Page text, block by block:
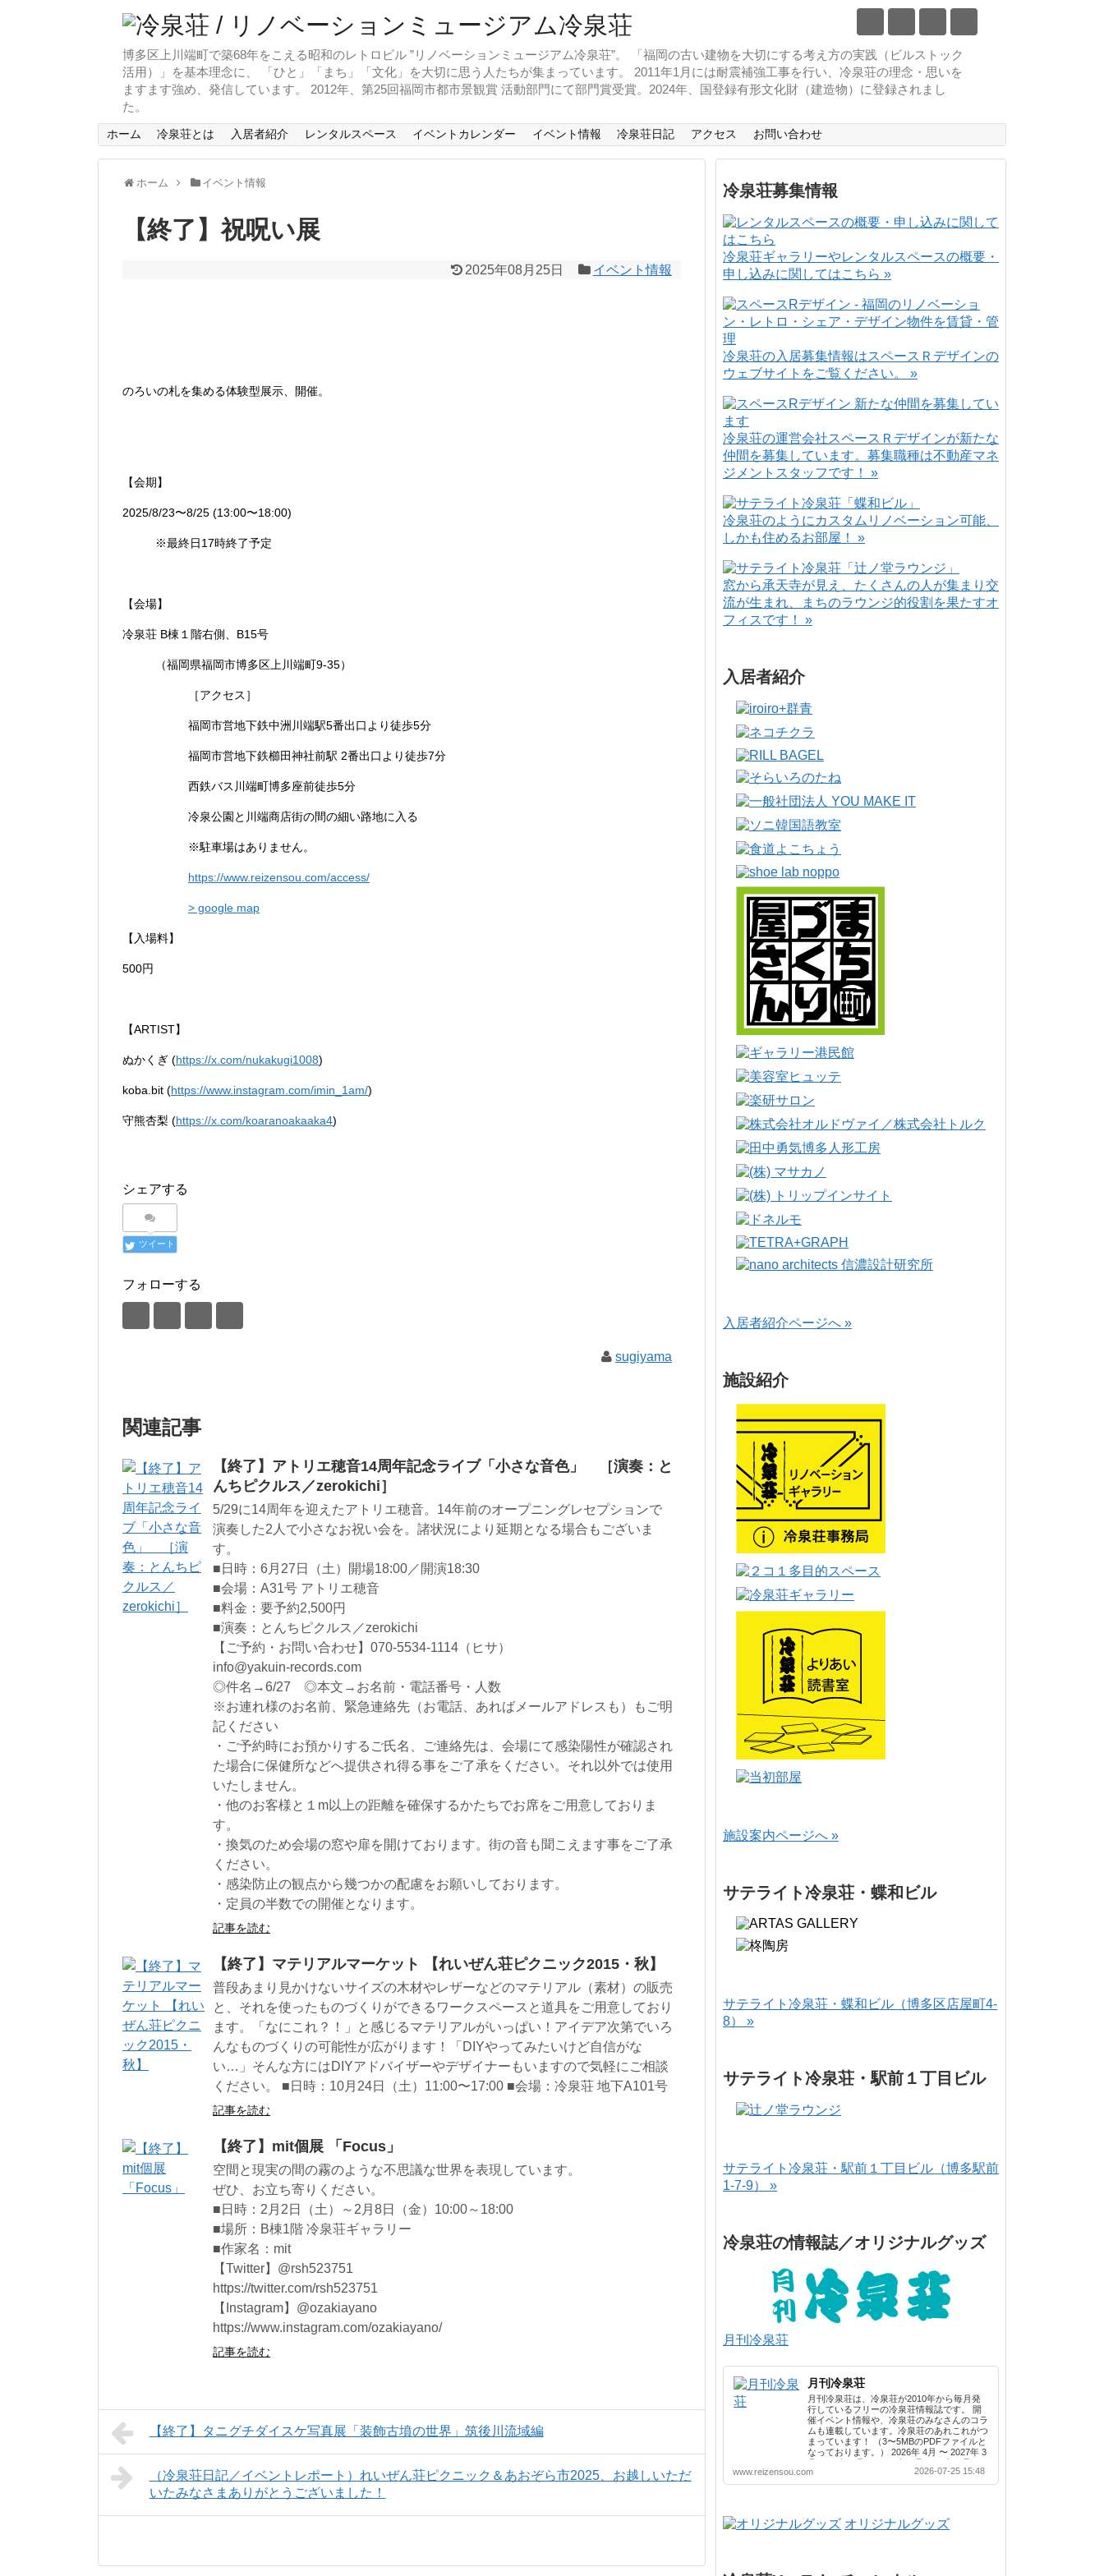
博多区上川端町で築68年をこえる昭和のレトロビル ”リノベーションミュージアム冷泉荘”。 「福岡の古い建物を大切にする考え方の実践（ビルストック
活用）」を基本理念に、 「ひと」「まち」「文化」を大切に思う人たちが集まっています。 2011年1月には耐震補強工事を行い、冷泉荘の理念・思いを
ますます強め、発信しています。 2012年、第25回福岡市都市景観賞 活動部門にて部門賞受賞。2024年、国登録有形文化財（建造物）に登録されまし
た。
ホーム 冷泉荘とは 入居者紹介 レンタルスペース イベントカレンダー イベント情報 冷泉荘日記 アクセス お問い合わせ
ホーム イベント情報
【終了】祝呪い展
2025年08月25日 イベント情報
のろいの札を集める体験型展示、開催。
【会期】
2025/8/23〜8/25 (13:00〜18:00)
※最終日17時終了予定
【会場】
冷泉荘 B棟１階右側、B15号
（福岡県福岡市博多区上川端町9-35）
［アクセス］
福岡市営地下鉄中洲川端駅5番出口より徒歩5分
福岡市営地下鉄櫛田神社前駅 2番出口より徒歩7分
西鉄バス川端町博多座前徒歩5分
冷泉公園と川端商店街の間の細い路地に入る
※駐車場はありません。
https://www.reizensou.com/access/
> google map
【入場料】
500円
【ARTIST】
ぬかくぎ (https://x.com/nukakugi1008)
koba.bit (https://www.instagram.com/imin_1am/)
守熊杏梨 (https://x.com/koaranoakaaka4)
シェアする
ツイート
フォローする
sugiyama
関連記事
【終了】アトリエ穂音14周年記念ライブ「小さな音色」 ［演奏：と
んちピクルス／zerokichi］
5/29に14周年を迎えたアトリエ穂音。14年前のオープニングレセプションで
演奏した2人で小さなお祝い会を。諸状況により延期となる場合もございま
す。
■日時：6月27日（土）開場18:00／開演18:30
■会場：A31号 アトリエ穂音
■料金：要予約2,500円
■演奏：とんちピクルス／zerokichi
【ご予約・お問い合わせ】070-5534-1114（ヒサ）
info@yakuin-records.com
◎件名→6/27 ◎本文→お名前・電話番号・人数
※お連れ様のお名前、緊急連絡先（お電話、あればメールアドレスも）もご明
記ください
・ご予約時にお預かりするご氏名、ご連絡先は、会場にて感染陽性が確認され
た場合に保健所などへ提供され得る事をご了承をください。それ以外では使用
いたしません。
・他のお客様と１m以上の距離を確保するかたちでお席をご用意しておりま
す。
・換気のため会場の窓や扉を開けております。街の音も聞こえます事をご了承
ください。
・感染防止の観点から幾つかの配慮をお願いしております。
・定員の半数での開催となります。
記事を読む
【終了】マテリアルマーケット 【れいぜん荘ピクニック2015・秋】
普段あまり見かけないサイズの木材やレザーなどのマテリアル（素材）の販売
と、それを使ったものづくりができるワークスペースと道具をご用意しており
ます。「なにこれ？！」と感じるマテリアルがいっぱい！アイデア次第でいろ
んなものづくりの可能性が広がります！「DIYやってみたいけど自信がな
い…」そんな方にはDIYアドバイザーやデザイナーもいますので気軽にご相談
ください。 ■日時：10月24日（土）11:00〜17:00 ■会場：冷泉荘 地下A101号
記事を読む
【終了】mit個展 「Focus」
空間と現実の間の霧のような不思議な世界を表現しています。
ぜひ、お立ち寄りください。
■日時：2月2日（土）～2月8日（金）10:00～18:00
■場所：B棟1階 冷泉荘ギャラリー
■作家名：mit
【Twitter】@rsh523751
https://twitter.com/rsh523751
【Instagram】@ozakiayano
https://www.instagram.com/ozakiayano/
記事を読む
【終了】タニグチダイスケ写真展「装飾古墳の世界」筑後川流域編
（冷泉荘日記／イベントレポート）れいぜん荘ピクニック＆あおぞら市2025、お越しいただ
いたみなさまありがとうございました！
冷泉荘募集情報
冷泉荘ギャラリーやレンタルスペースの概要・
申し込みに関してはこちら »
冷泉荘の入居募集情報はスペースＲデザインの
ウェブサイトをご覧ください。 »
冷泉荘の運営会社スペースＲデザインが新たな
仲間を募集しています。募集職種は不動産マネ
ジメントスタッフです！ »
冷泉荘のようにカスタムリノベーション可能、
しかも住めるお部屋！ »
窓から承天寺が見え、たくさんの人が集まり交
流が生まれ、まちのラウンジ的役割を果たすオ
フィスです！ »
入居者紹介
入居者紹介ページへ »
施設紹介
施設案内ページへ »
サテライト冷泉荘・蝶和ビル
サテライト冷泉荘・蝶和ビル（博多区店屋町4-
8） »
サテライト冷泉荘・駅前１丁目ビル
サテライト冷泉荘・駅前１丁目ビル（博多駅前
1-7-9） »
冷泉荘の情報誌／オリジナルグッズ
月刊冷泉荘
月刊冷泉荘
月刊冷泉荘は、冷泉荘が2010年から毎月発
行しているフリーの冷泉荘情報誌です。 開
催イベント情報や、冷泉荘のみなさんのコラ
ムも連載しています。冷泉荘のあれこれがつ
まっています！ （3〜5MBのPDFファイルと
なっております。） 2026年 4月 〜 2027年 3
月 2025年 4月 〜 2026年 3月 2024年 4月 〜
2025年 3月 2023年 4月 〜 2024年 3月 2022
年 4月 〜 2023年 3月 2021年 4月 〜 2022年
年 4月 〜 2018年 3月 2016年 4月 〜 2017年
3月 2015年 4月 〜 2016年 3月 2014年 4月 〜
www.reizensou.com 2026-07-25 15:48
オリジナルグッズ